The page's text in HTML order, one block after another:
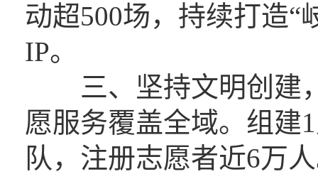
动超500场，持续打造“
IP。
三、坚持文明创建，
愿服务覆盖全域。组建
队，注册志愿者近6万